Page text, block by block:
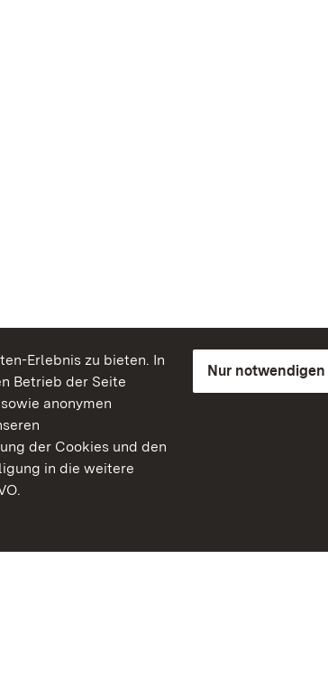
Erlebnis zu bieten. In
Betrieb der Seite
anonymen
der Cookies und den
in die weitere
Nur notwendigen